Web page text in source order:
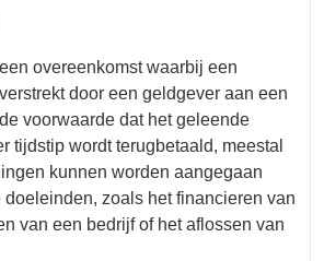
overeenkomst waarbij een
door een geldgever aan een
voorwaarde dat het geleende
tijdstip wordt terugbetaald, meestal
kunnen worden aangegaan
zoals het financieren van
van een bedrijf of het aflossen van